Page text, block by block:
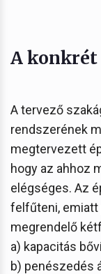
A konkrét
A tervező
rendszerének
megtervezett
hogy az ahhoz
elégséges. Az
felfűteni,
megrendelő
a) kapacitás
b) penészedés